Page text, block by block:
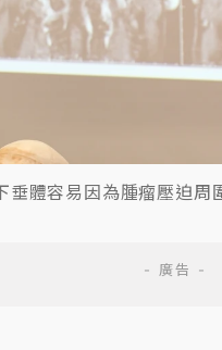
垂體容易因為腫瘤壓迫